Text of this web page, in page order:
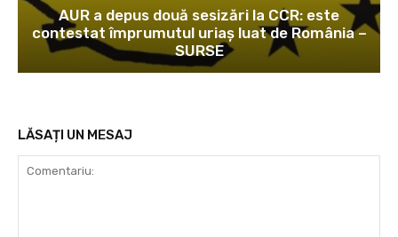
AUR a depus două sesizări la CCR: este
contestat împrumutul uriaș luat de România –
SURSE
LĂSAȚI UN MESAJ